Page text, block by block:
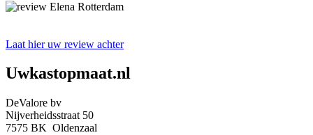
Laat hier uw review achter
Uwkastopmaat.nl
DeValore bv
Nijverheidsstraat 50
7575 BK Oldenzaal